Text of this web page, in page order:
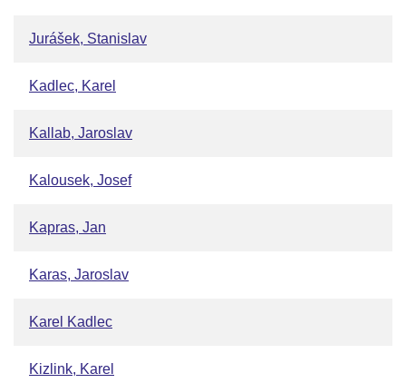
Jurášek, Stanislav
Kadlec, Karel
Kallab, Jaroslav
Kalousek, Josef
Kapras, Jan
Karas, Jaroslav
Karel Kadlec
Kizlink, Karel